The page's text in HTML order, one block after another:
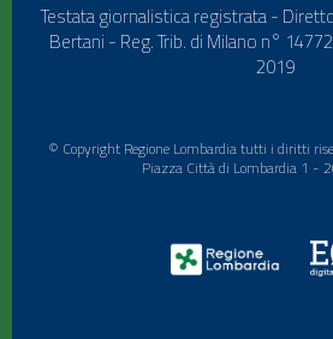
Testata giornalistica registrata -
Bertani - Reg. Trib. di Milano n°
2019
© Copyright Regione Lombardia tutti i diritti
Piazza Città di Lombardia 1 -